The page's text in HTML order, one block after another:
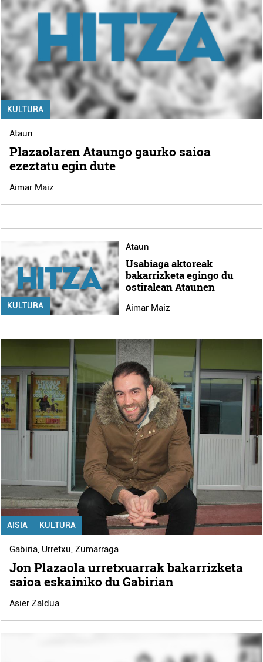
KULTURA
Ataun
Plazaolaren Ataungo gaurko saioa
ezeztatu egin dute
Aimar Maiz
KULTURA
Ataun
Usabiaga aktoreak
bakarrizketa egingo du
ostiralean Ataunen
Aimar Maiz
AISIA KULTURA
Gabiria, Urretxu,Zumarraga
Jon Plazaola urretxuarrak bakarrizketa
saioa eskainiko du Gabirian
Asier Zaldua